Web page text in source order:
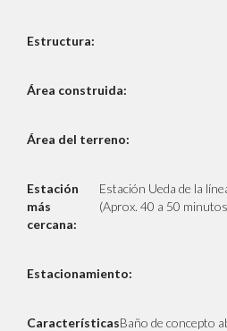
Estructura:
Área construida:
Área del terreno:
Estación
más
cercana:
Estación Ueda de la
(Aprox. 40 a 50
Estacionamiento:
CaracterísticasBaño de concepto